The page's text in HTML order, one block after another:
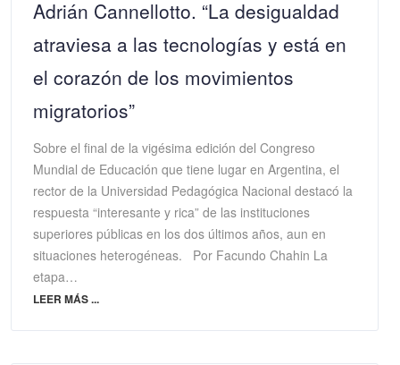
Adrián Cannellotto. “La desigualdad
atraviesa a las tecnologías y está en
el corazón de los movimientos
migratorios”
Sobre el final de la vigésima edición del Congreso
Mundial de Educación que tiene lugar en Argentina, el
rector de la Universidad Pedagógica Nacional destacó la
respuesta “interesante y rica” de las instituciones
superiores públicas en los dos últimos años, aun en
situaciones heterogéneas. Por Facundo Chahin La
etapa…
LEER MÁS ...